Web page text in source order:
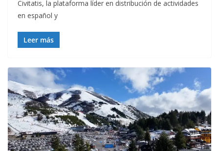
Civitatis, la plataforma líder en distribución de actividades
en español y
Leer más